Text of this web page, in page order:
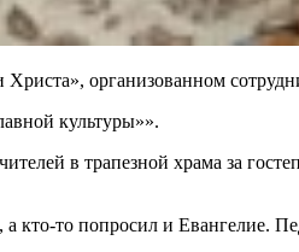
Христа», организованном
культуры»».
в трапезной храма
то попросил и Евангелие.